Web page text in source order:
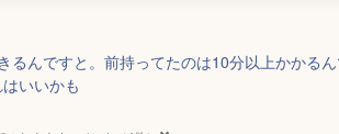
るんですと。前持ってたのは10分以上かかる
いいかも